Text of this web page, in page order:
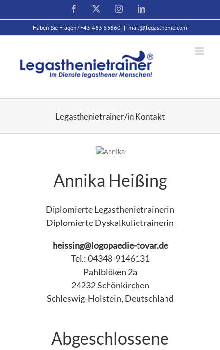
Facebook InstagramLinkedIn
Haben Sie Fragen? +43 463 55660 | mail@legasthenie.com
Legasthenietrainer/in Kontakt
Annika Heißing
Diplomierte Legasthenietrainerin
Diplomierte Dyskalkulietrainerin
heissing@logopaedie-tovar.de
Tel.: 04348-9146131
Pahlblöken 2a
24232 Schönkirchen
Schleswig-Holstein, Deutschland
Abgeschlossene